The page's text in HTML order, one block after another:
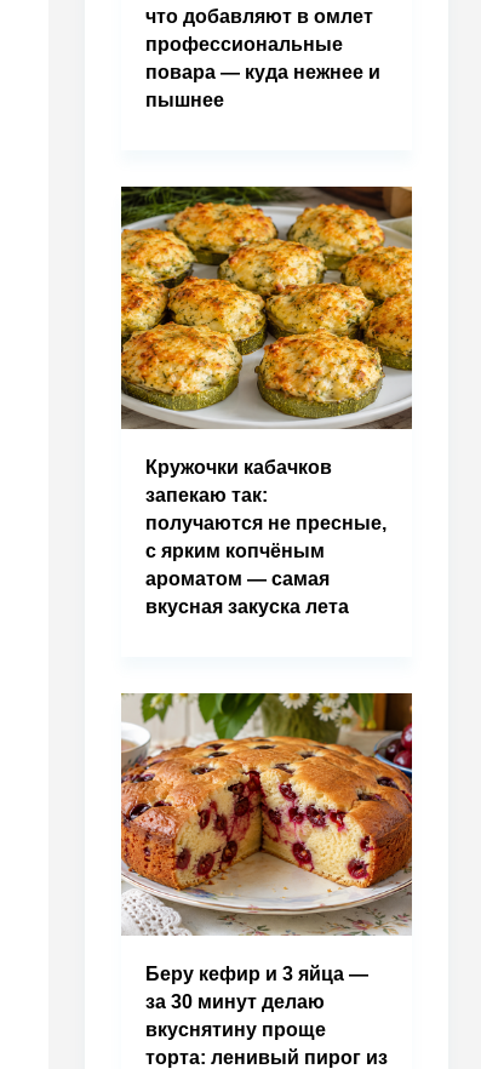
что добавляют в омлет
профессиональные
повара — куда нежнее и
пышнее
Кружочки кабачков
запекаю так:
получаются не пресные,
с ярким копчёным
ароматом — самая
вкусная закуска лета
Беру кефир и 3 яйца —
за 30 минут делаю
вкуснятину проще
торта: ленивый пирог из